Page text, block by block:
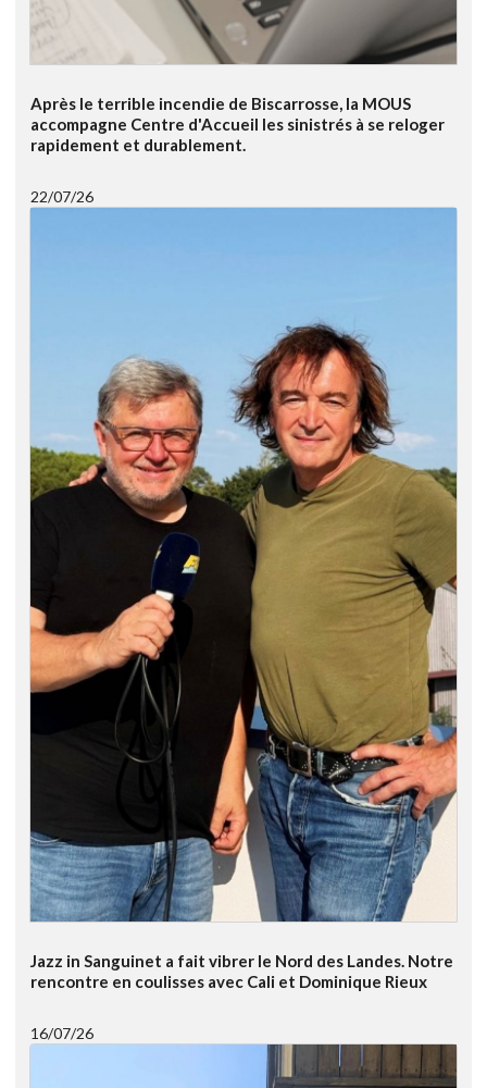
Après le terrible incendie de Biscarrosse, la MOUS
accompagne Centre d'Accueil les sinistrés à se reloger
rapidement et durablement.
22/07/26
Jazz in Sanguinet a fait vibrer le Nord des Landes. Notre
rencontre en coulisses avec Cali et Dominique Rieux
16/07/26